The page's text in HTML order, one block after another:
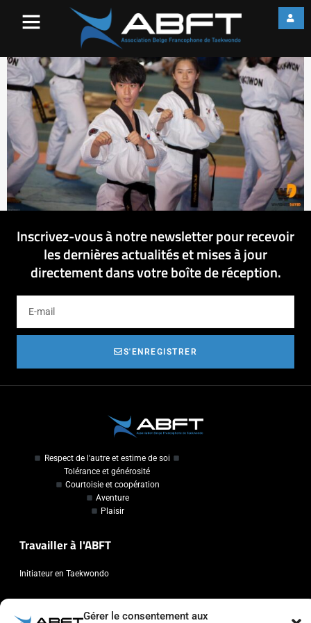
Gérer le consentement aux
Inscrivez-vous à notre newsletter pour recevoir
les dernières actualités et mises à jour
directement dans votre boîte de réception.
S'ENREGISTRER
Respect de l'autre et estime de soi
Tolérance et générosité
Courtoisie et coopération
Aventure
Plaisir
Travailler à l'ABFT
Initiateur en Taekwondo